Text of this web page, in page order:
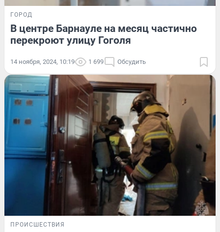
ГОРОД
В центре Барнауле на месяц частично
перекроют улицу Гоголя
14 ноября, 2024, 10:19 1 699 Обсудить
ПРОИСШЕСТВИЯ